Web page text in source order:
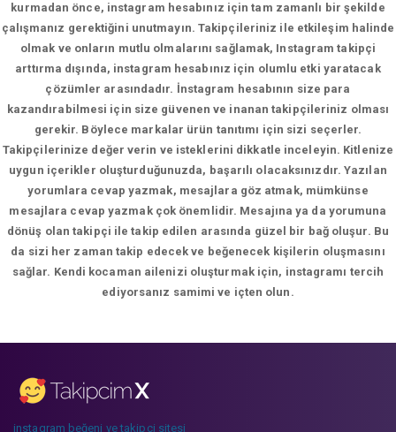
kurmadan önce, instagram hesabınız için tam zamanlı bir şekilde
çalışmanız gerektiğini unutmayın. Takipçileriniz ile etkileşim halinde
olmak ve onların mutlu olmalarını sağlamak, Instagram takipçi
arttırma dışında, instagram hesabınız için olumlu etki yaratacak
çözümler arasındadır. İnstagram hesabının size para
kazandırabilmesi için size güvenen ve inanan takipçileriniz olması
gerekir. Böylece markalar ürün tanıtımı için sizi seçerler.
Takipçilerinize değer verin ve isteklerini dikkatle inceleyin. Kitlenize
uygun içerikler oluşturduğunuzda, başarılı olacaksınızdır. Yazılan
yorumlara cevap yazmak, mesajlara göz atmak, mümkünse
mesajlara cevap yazmak çok önemlidir. Mesajına ya da yorumuna
dönüş olan takipçi ile takip edilen arasında güzel bir bağ oluşur. Bu
da sizi her zaman takip edecek ve beğenecek kişilerin oluşmasını
sağlar. Kendi kocaman ailenizi oluşturmak için, instagramı tercih
ediyorsanız samimi ve içten olun.
instagram beğeni ve takipçi sitesi